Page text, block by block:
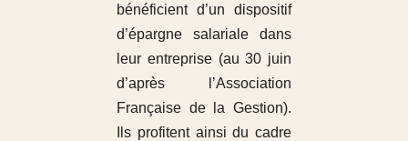
bénéficient d’un dispositif
d’épargne salariale dans
leur entreprise (au 30 juin
d’après l’Association
Française de la Gestion).
Ils profitent ainsi du cadre